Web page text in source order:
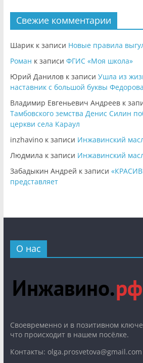
Свежие комментарии
Шарикк записи Новые правила
Роман к записи ФГИС «Моя школа»
Юрий Даниловк записи Ушла из
наставник с большой буквы
Владимир Евгеньевич Андреевк
Тамбовского земства Денис Силин
церкви села Караул
inzhavinoк записи Инжавинский
Людмила к записи Инжавинский
Забадыкин Андрей к записи
представляет
О нас
Cвоевременно и в позитивном
что происходит в нашем посёлке.
Контакты: olga.prosvetova@gmail.com